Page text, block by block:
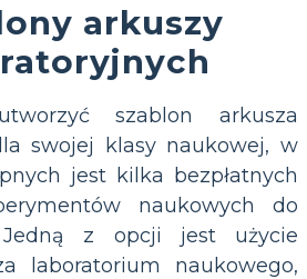
arkuszy
szablon arkusza
swojej klasy naukowej, w
jest kilka bezpłatnych
naukowych do
Jedną z opcji jest użycie
laboratorium naukowego,